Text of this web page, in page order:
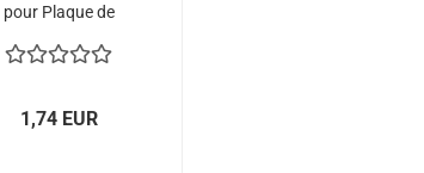
pour Plaque de
Pro
1,74 EUR